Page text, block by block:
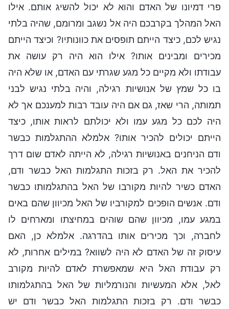
פרי דמיונו של האדם והוא לא יכול להשיג אותם. אילו
האל המהלך בקרבכם היה אל נשגב ומרומם, שהיה בלתי
נגיש לכם, כיצד הייתם תופסים את כוונותיו? וכיצד הייתם
מכירים ומבינים אותו? אילו הוא היה רק עושה את
עבודתו ולא מקיים כל מגע שגרתי עם האדם, או שלא היה
בו כל שמץ של אנושיות רגילה, והיה בלתי נגיש לבני
תמותה, הרי שאז, גם אם היה עובד רבות למענכם אך לא
היה לכם כל מגע עמו ולא יכולתם לראות אותו, כיצד
הייתם יכולים להכיר אותו? אלמלא ההתגלמות כבשר
ודם הניחנים באנושיות רגילה, לא הייתה לאדם שום דרך
להכיר את האל. רק בזכות התגלמות האל כבשר ודם,
האדם כשיר להיות מקורבו של האל בהתגלמותו כבשר
ודם. אנשים הופכים למקורביו של האל מכיוון שהם באים
במגע עמו, מכיוון שהם שוהים במחיצתו ומארחים לו
לחברה, וכך מכירים אותו בהדרגה. אלמלא כן, האם
עיסוק זה של האדם לא היה לשווא? במילים אחרות, לא
רק עבודת האל היא שמאפשרת לאדם להיות מקורב
לאל, אלא המעשיות והנורמליות של האל בהתגלמותו
כבשר ודם. רק בזכות התגלמות האל כבשר ודם יש